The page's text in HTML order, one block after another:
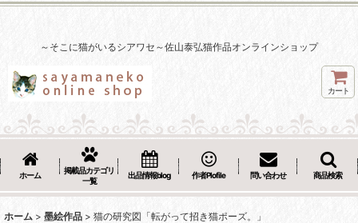
～そこに猫がいるシアワセ～佐山泰弘猫作品オンラインショップ
カート
ホーム
掲載品カテゴリ
一覧
出品情報blog 作者Plofile 問い合わせ 商品検索
ホーム > 墨絵作品 > 猫の研究図「転がって招き猫ポーズ。」